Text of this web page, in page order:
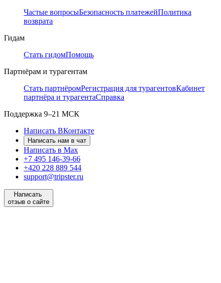
Частые вопросыБезопасность платежейПолитика
возврата
Гидам
Стать гидомПомощь
Партнёрам и турагентам
Стать партнёромРегистрация для турагентовКабинет
партнёра и турагентаСправка
Поддержка 9–21 МСК
Написать ВКонтакте
Написать нам в чат
Написать в Max
+7 495 146-39-66
+420 228 889 544
support@tripster.ru
Написать
отзыв о сайте